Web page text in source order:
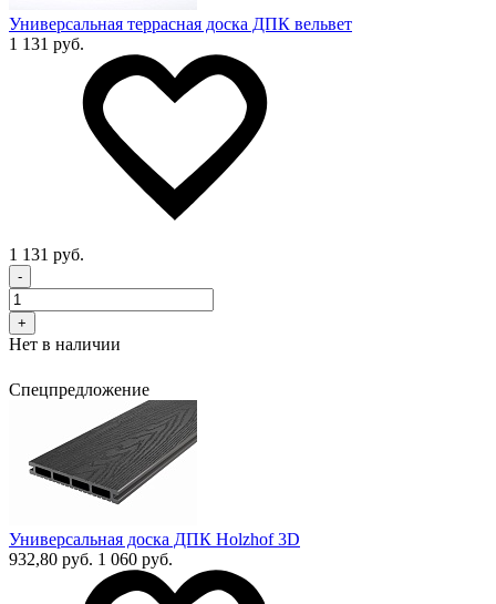
Универсальная террасная доска ДПК вельвет
1 131 руб.
1 131 руб.
-
+
Нет в наличии
Спецпредложение
Универсальная доска ДПК Holzhof 3D
932,80 руб. 1 060 руб.